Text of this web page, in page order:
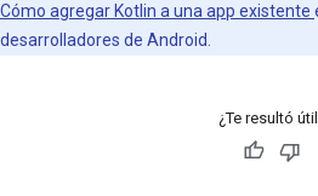
Cómo agregar Kotlin a una app existente
desarrolladores de Android.
¿Te resultó